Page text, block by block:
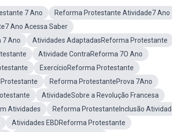
7 Ano
Reforma Protestante Atividade7 Ano
Ano Acessa Saber
7 Ano
Atividades AdaptadasReforma Protestante
Atividade ContraReforma 7O Ano
ExercícioReforma Protestante
Reforma ProtestanteProva 7Ano
AtividadeSobre a Revolução Francesa
Atividades
Reforma ProtestanteInclusão
Atividades EBDReforma Protestante